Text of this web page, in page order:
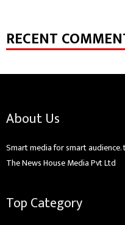
RECENT
About Us
Smart media for smart
The News House Media Pvt Ltd
Top Category